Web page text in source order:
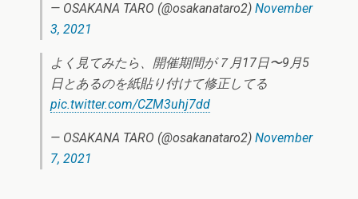
— OSAKANA TARO (@osakanataro2) November
3, 2021
よく見てみたら、開催期間が７月17日〜9月5
日とあるのを紙貼り付けて修正してる
pic.twitter.com/CZM3uhj7dd
— OSAKANA TARO (@osakanataro2) November
7, 2021